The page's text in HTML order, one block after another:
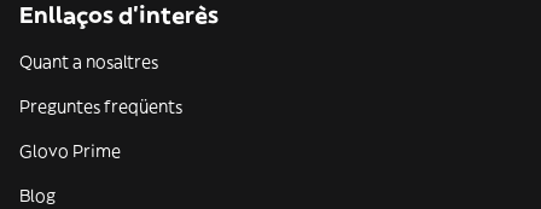
Enllaços d'interès
Quant a nosaltres
Preguntes freqüents
Glovo Prime
Blog